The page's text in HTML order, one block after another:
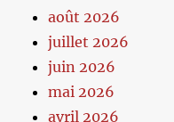
août 2026
juillet 2026
juin 2026
mai 2026
avril 2026